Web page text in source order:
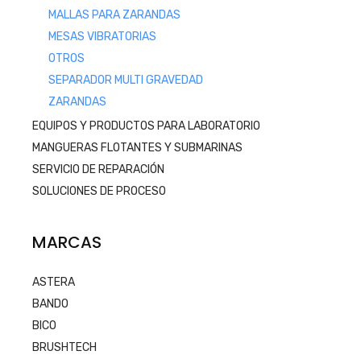
MALLAS PARA ZARANDAS
MESAS VIBRATORIAS
OTROS
SEPARADOR MULTI GRAVEDAD
ZARANDAS
EQUIPOS Y PRODUCTOS PARA LABORATORIO
MANGUERAS FLOTANTES Y SUBMARINAS
SERVICIO DE REPARACIÓN
SOLUCIONES DE PROCESO
MARCAS
ASTERA
BANDO
BICO
BRUSHTECH